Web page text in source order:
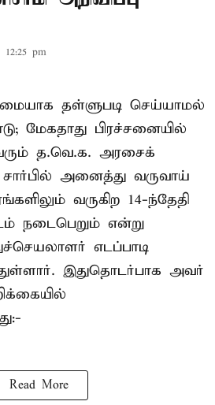
12:25 pm
தள்ளுபடி செய்யாமல்
மேகதாது பிரச்சனையில்
த.வெ.க. அரசைக்
சார்பில் அனைத்து வருவாய்
வருகிற 14-ந்தேதி
நடைபெறும் என்று
எடப்பாடி
இதுதொடர்பாக அவர்
Read More